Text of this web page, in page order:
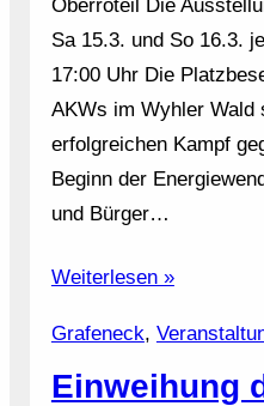
Oberroteil Die
Sa 15.3. und So 16.3.
17:00 Uhr Die
AKWs im Wyhler Wald
erfolgreichen Kampf
Beginn der
und Bürger…
Weiterlesen »
Grafeneck,
Einweihung